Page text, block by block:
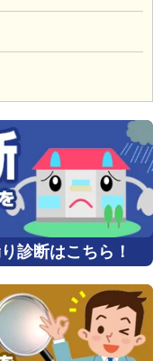
診断はこちら！